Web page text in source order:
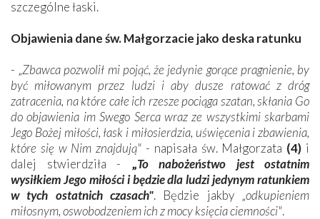
szczególne łaski.
Objawienia dane św. Małgorzacie jako deska ratunku
- „Zbawca pozwolił mi pojąć, że jedynie gorące pragnienie, by
być miłowanym przez ludzi i aby dusze ratować z dróg
zatracenia, na które całe ich rzesze pociąga szatan, skłania Go
do objawienia im Swego Serca wraz ze wszystkimi skarbami
Jego Bożej miłości, łask i miłosierdzia, uświęcenia i zbawienia,
które się w Nim znajdują" - napisała św. Małgorzata (4) i
dalej stwierdziła - „To nabożeństwo jest ostatnim
wysiłkiem Jego miłości i będzie dla ludzi jedynym ratunkiem
w tych ostatnich czasach". Będzie jakby „odkupieniem
miłosnym, oswobodzeniem ich z mocy księcia ciemności".